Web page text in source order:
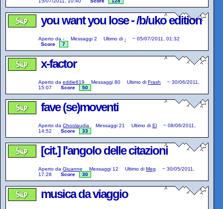
you want you lose - /b/uko edition
Aperto da - Messaggi 2 Ultimo di - ~ 05/07/2011, 01:32
Score
7
x-factor
Aperto da eddie619 Messaggi 80 Ultimo di Frash ~ 30/06/2011,
15:07
Score 50
fave (se)moventi
Aperto da Choolaudia Messaggi 21 Ultimo di El ~ 08/06/2011,
14:52
Score 33
[cit.] l'angolo delle citazioni
Aperto da Giuanne Messaggi 12 Ultimo di Meg ~ 30/05/2011,
17:28
Score 30
musica da viaggio